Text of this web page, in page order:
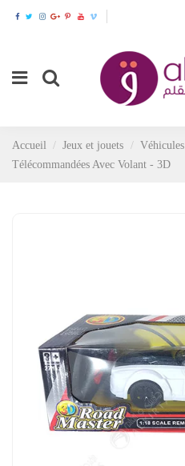
Accueil Jeux et jouets Véhicules
Télécommandées Avec Volant - 3D